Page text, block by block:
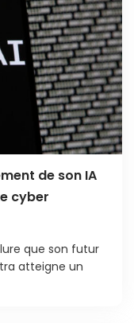
de son IA
cyber
que son futur
atteigne un